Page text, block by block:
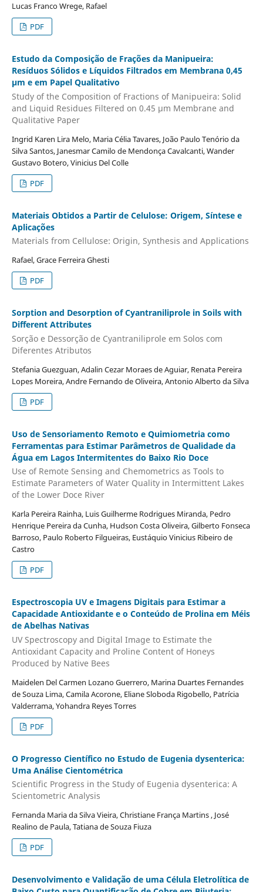
Lucas Franco Wrege, Rafael
PDF
Estudo da Composição de Frações da Manipueira:
Resíduos Sólidos e Líquidos Filtrados em Membrana 0,45
μm e em Papel Qualitativo
Study of the Composition of Fractions of Manipueira: Solid
and Liquid Residues Filtered on 0.45 μm Membrane and
Qualitative Paper
Ingrid Karen Lira Melo, Maria Célia Tavares, João Paulo Tenório da
Silva Santos, Janesmar Camilo de Mendonça Cavalcanti, Wander
Gustavo Botero, Vinicius Del Colle
PDF
Materiais Obtidos a Partir de Celulose: Origem, Síntese e
Aplicações
Materials from Cellulose: Origin, Synthesis and Applications
Rafael, Grace Ferreira Ghesti
PDF
Sorption and Desorption of Cyantraniliprole in Soils with
Different Attributes
Sorção e Dessorção de Cyantraniliprole em Solos com
Diferentes Atributos
Stefania Guezguan, Adalin Cezar Moraes de Aguiar, Renata Pereira
Lopes Moreira, Andre Fernando de Oliveira, Antonio Alberto da Silva
PDF
Uso de Sensoriamento Remoto e Quimiometria como
Ferramentas para Estimar Parâmetros de Qualidade da
Água em Lagos Intermitentes do Baixo Rio Doce
Use of Remote Sensing and Chemometrics as Tools to
Estimate Parameters of Water Quality in Intermittent Lakes
of the Lower Doce River
Karla Pereira Rainha, Luis Guilherme Rodrigues Miranda, Pedro
Henrique Pereira da Cunha, Hudson Costa Oliveira, Gilberto Fonseca
Barroso, Paulo Roberto Filgueiras, Eustáquio Vinicius Ribeiro de
Castro
PDF
Espectroscopia UV e Imagens Digitais para Estimar a
Capacidade Antioxidante e o Conteúdo de Prolina em Méis
de Abelhas Nativas
UV Spectroscopy and Digital Image to Estimate the
Antioxidant Capacity and Proline Content of Honeys
Produced by Native Bees
Maidelen Del Carmen Lozano Guerrero, Marina Duartes Fernandes
de Souza Lima, Camila Acorone, Eliane Sloboda Rigobello, Patrícia
Valderrama, Yohandra Reyes Torres
PDF
O Progresso Científico no Estudo de Eugenia dysenterica:
Uma Análise Cientométrica
Scientific Progress in the Study of Eugenia dysenterica: A
Scientometric Analysis
Fernanda Maria da Silva Vieira, Christiane França Martins , José
Realino de Paula, Tatiana de Souza Fiuza
PDF
Desenvolvimento e Validação de uma Célula Eletrolítica de